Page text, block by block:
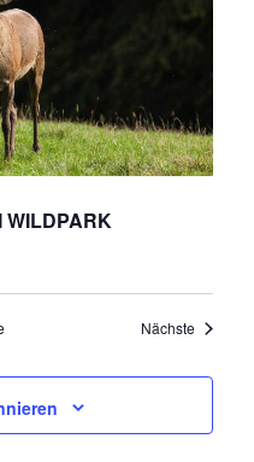
WILDPARK
Nächste